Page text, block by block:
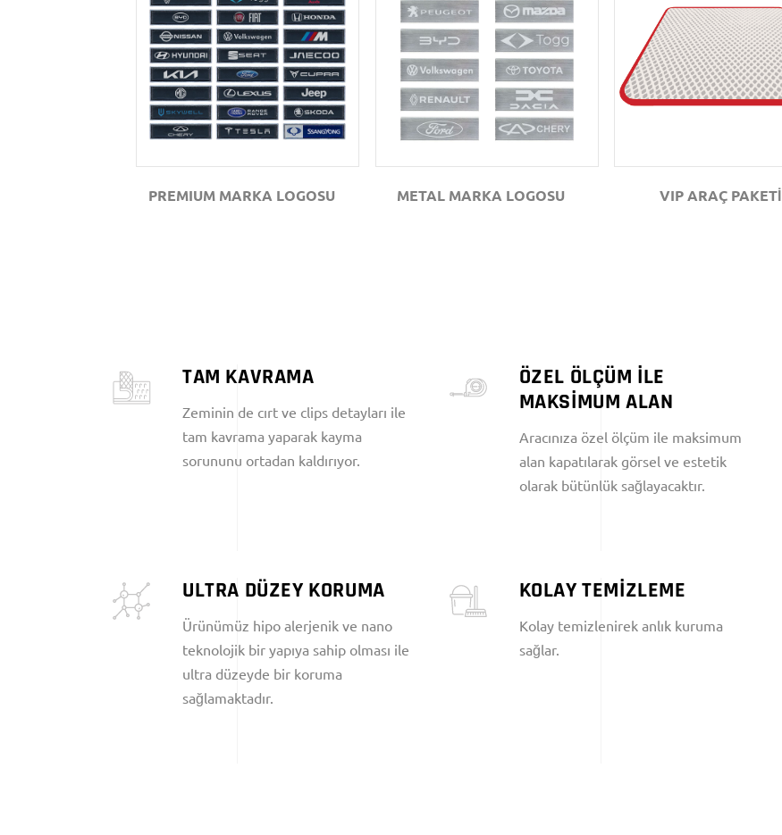
GÖZAT
PREMIUM MARKA LOGOSU
GÖZAT
METAL MARKA LOGOSU
GÖZAT
VIP ARAÇ PAKETİ
TAM KAVRAMA
Zeminin de cırt ve clips detayları ile
tam kavrama yaparak kayma
sorununu ortadan kaldırıyor.
ÖZEL ÖLÇÜM İLE
MAKSİMUM ALAN
Aracınıza özel ölçüm ile maksimum
alan kapatılarak görsel ve estetik
olarak bütünlük sağlayacaktır.
ULTRA DÜZEY KORUMA
Ürünümüz hipo alerjenik ve nano
teknolojik bir yapıya sahip olması ile
ultra düzeyde bir koruma
sağlamaktadır.
KOLAY TEMİZLEME
Kolay temizlenirek anlık kuruma
sağlar.